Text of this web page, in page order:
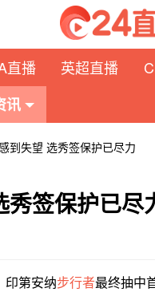
直播 英超直播
讯
到失望 选秀签保护已尽力
签保护已尽
印第安纳步行者最终抽中